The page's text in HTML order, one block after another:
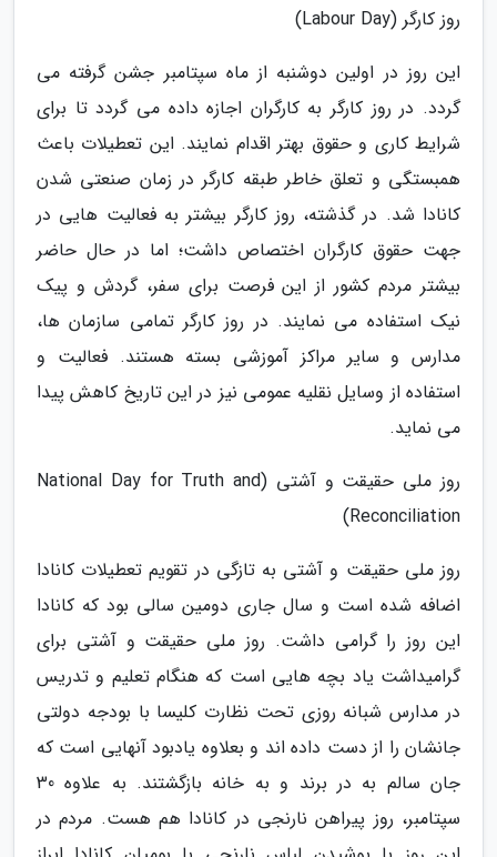
روز کارگر (Labour Day)
این روز در اولین دوشنبه از ماه سپتامبر جشن گرفته می
گردد. در روز کارگر به کارگران اجازه داده می گردد تا برای
شرایط کاری و حقوق بهتر اقدام نمایند. این تعطیلات باعث
همبستگی و تعلق خاطر طبقه کارگر در زمان صنعتی شدن
کانادا شد. در گذشته، روز کارگر بیشتر به فعالیت هایی در
جهت حقوق کارگران اختصاص داشت؛ اما در حال حاضر
بیشتر مردم کشور از این فرصت برای سفر، گردش و پیک
نیک استفاده می نمایند. در روز کارگر تمامی سازمان ها،
مدارس و سایر مراکز آموزشی بسته هستند. فعالیت و
استفاده از وسایل نقلیه عمومی نیز در این تاریخ کاهش پیدا
می نماید.
روز ملی حقیقت و آشتی (National Day for Truth and
Reconciliation)
روز ملی حقیقت و آشتی به تازگی در تقویم تعطیلات کانادا
اضافه شده است و سال جاری دومین سالی بود که کانادا
این روز را گرامی داشت. روز ملی حقیقت و آشتی برای
گرامیداشت یاد بچه هایی است که هنگام تعلیم و تدریس
در مدارس شبانه روزی تحت نظارت کلیسا با بودجه دولتی
جانشان را از دست داده اند و بعلاوه یادبود آنهایی است که
جان سالم به در برند و به خانه بازگشتند. به علاوه 30
سپتامبر، روز پیراهن نارنجی در کانادا هم هست. مردم در